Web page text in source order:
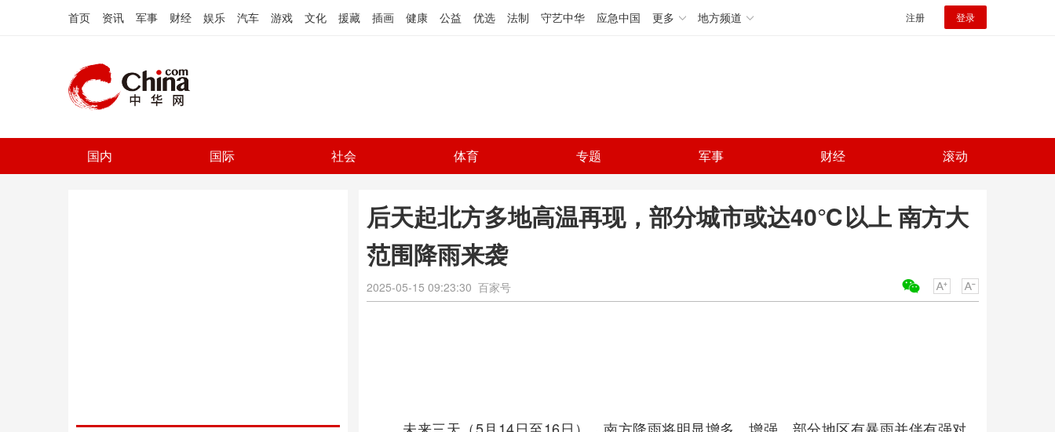
首页 资讯 军事 财经 娱乐 汽车 游戏 文化 援藏 插画 健康 公益 优选 法制 守艺中华 应急中国 更多 地方频道 注册 登录
国内 国际 社会 体育 专题 军事 财经 滚动
后天起北方多地高温再现，部分城市或达40℃以上 南方大
范围降雨来袭
2025-05-15 09:23:30 百家号